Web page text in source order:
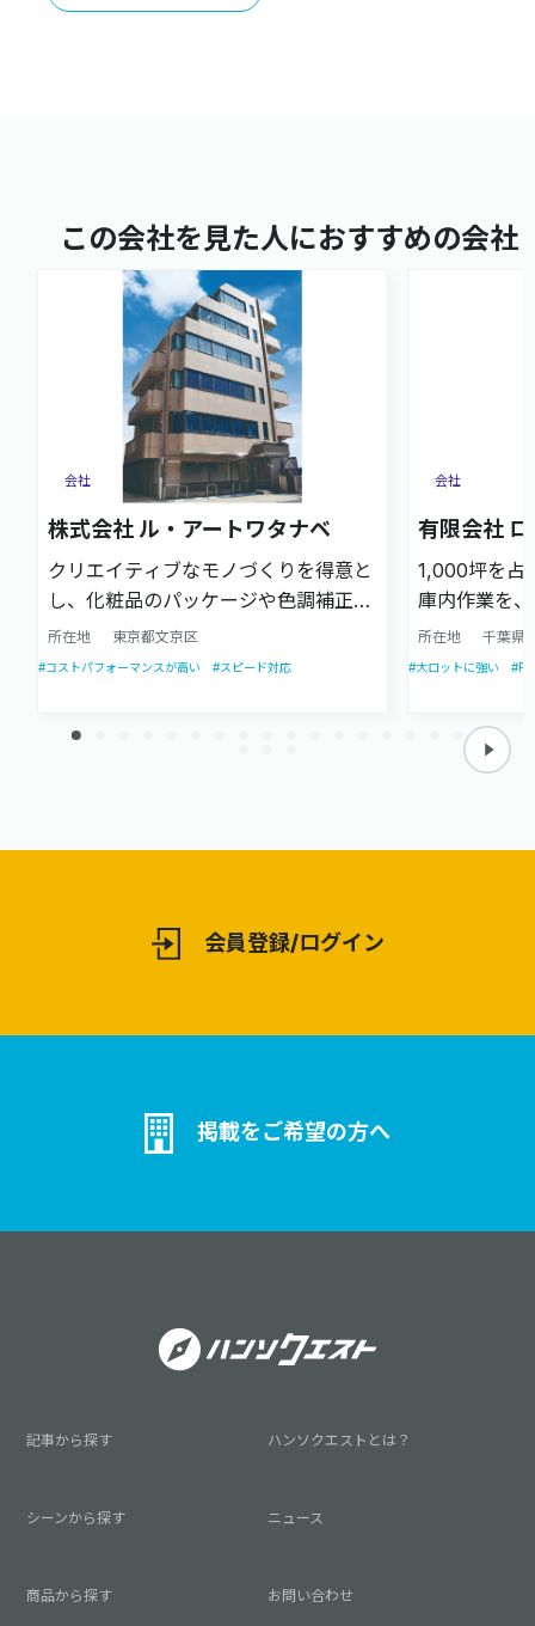
この会社を見た人におすすめの会社
株式会社 ル・アートワタナベ
クリエイティブなモノづくりを得意と
し、化粧品のパッケージや色調補正を
伴う案件に強い企業です。企画立案か
らデザイン、製版、印刷加工までをワ
所在地 東京都文京区
会社
#コストパフォーマンスが高い #スピード対応
有限会社
1,000坪を占
庫内作業を
ルのアセン
プライバシ
所在地 千葉県
会社
#大ロットに強い #P
会員登録/ログイン
掲載をご希望の方へ
記事から探す
シーンから探す
商品から探す
ハンソクエストとは？
ニュース
お問い合わせ